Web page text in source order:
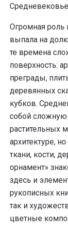
Огромная роль
выпала на
те времена
поверхность:
преграды,
деревянных
кубков.
собой сложную
растительных
архитектуре,
ткани, кости,
орнамент»
здесь и
рукописных
так и
цветные